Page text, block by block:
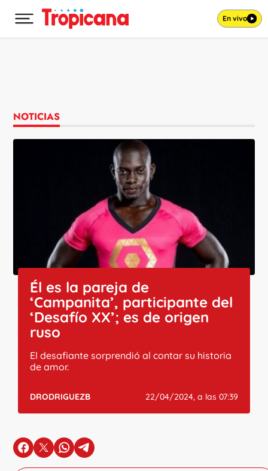
Desplegar menú principal En vivo
NOTICIAS
Él es la pareja de
‘Campanita’, participante del
‘Desafío XX’; es de origen
ruso
El desafiante sorprendió al contar su historia
de amor.
DRODRIGUEZB 22/04/2024, a las 07:39
en Facebook
en Xen Whatsapp
en Telegram